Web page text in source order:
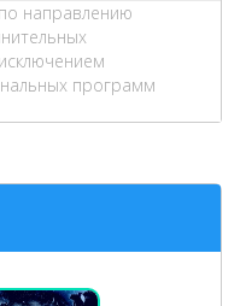
направлению
программ